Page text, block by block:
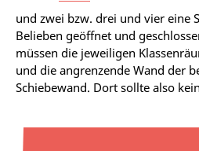
und zwei bzw. drei und vier eine
Belieben geöffnet und
müssen die jeweiligen
und die angrenzende Wand der
Schiebewand. Dort sollte also